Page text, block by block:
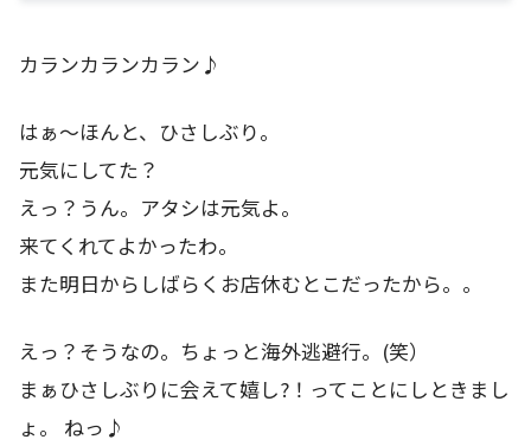
カランカランカラン♪
はぁ～ほんと、ひさしぶり。
元気にしてた？
えっ？うん。アタシは元気よ。
来てくれてよかったわ。
また明日からしばらくお店休むとこだったから。。
えっ？そうなの。ちょっと海外逃避行。(笑）
まぁひさしぶりに会えて嬉し?！ってことにしときまし
ょ。 ねっ♪